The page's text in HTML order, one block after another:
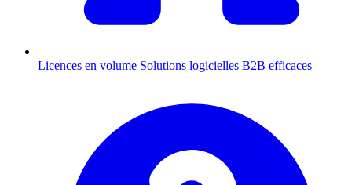
Licences en volume Solutions logicielles B2B efficaces